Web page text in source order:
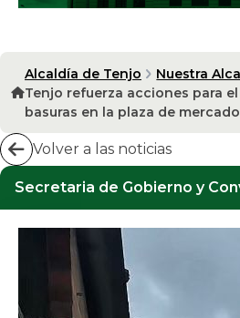
Alcaldía de Tenjo Nuestra
Tenjo refuerza acciones para
basuras en la plaza de mercado
Volver a las noticias
Secretaria de Gobierno y